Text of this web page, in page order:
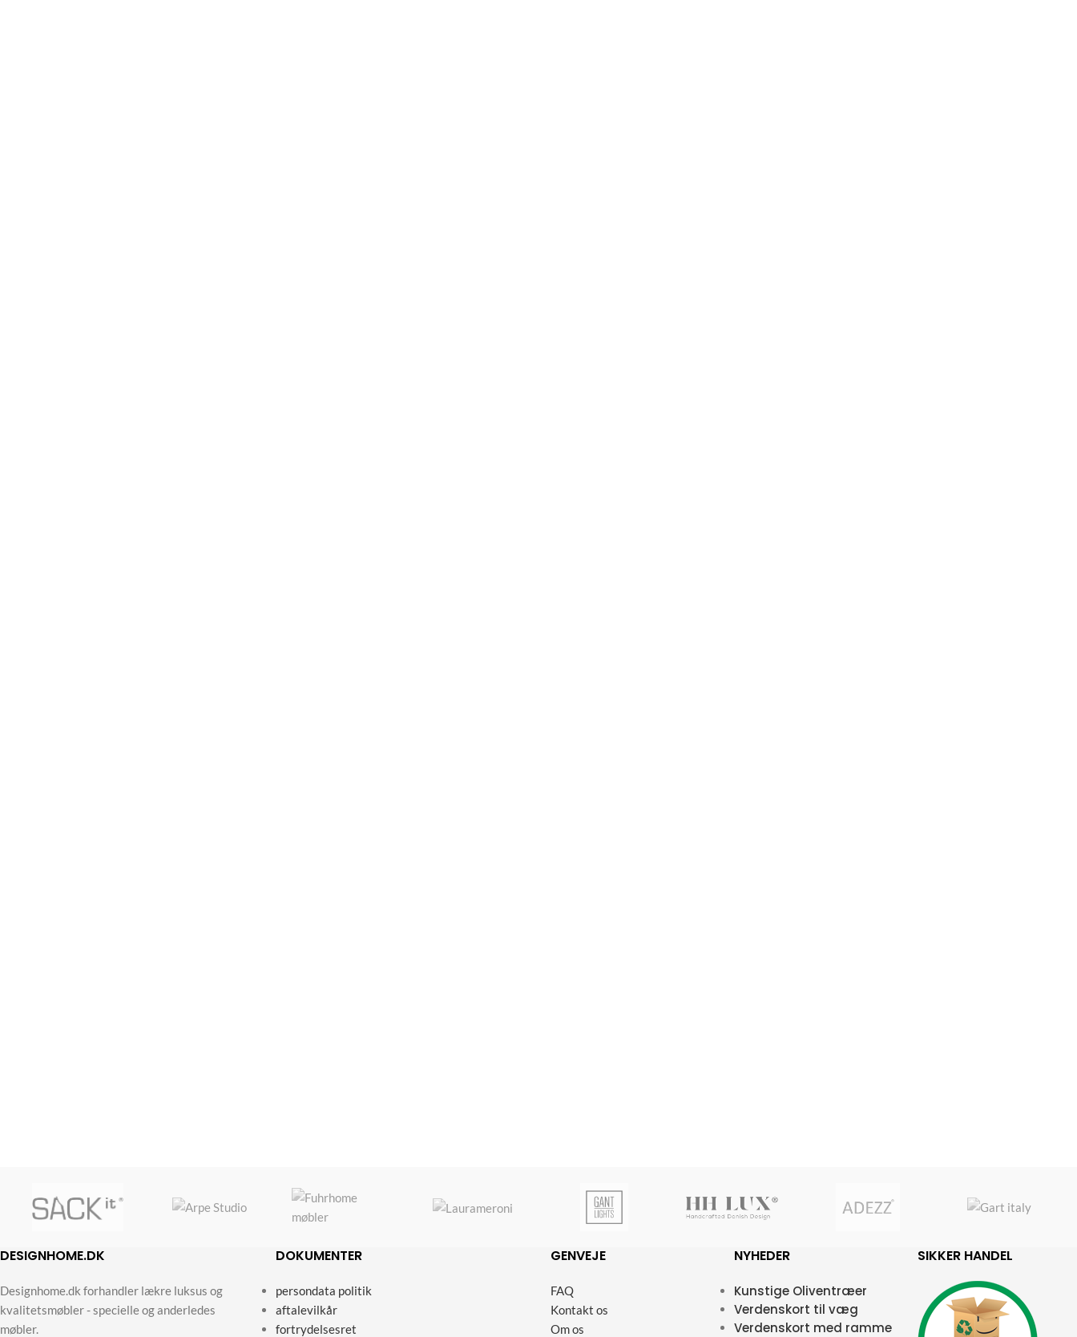
DESIGNHOME.DK
Designhome.dk forhandler lækre luksus og
kvalitetsmøbler - specielle og anderledes
møbler.
DOKUMENTER
persondata politik
aftalevilkår
fortrydelsesret
GENVEJE
FAQ
Kontakt os
Om os
NYHEDER
Kunstige Oliventræer
Verdenskort til væg
Verdenskort med ramme
SIKKER HANDEL